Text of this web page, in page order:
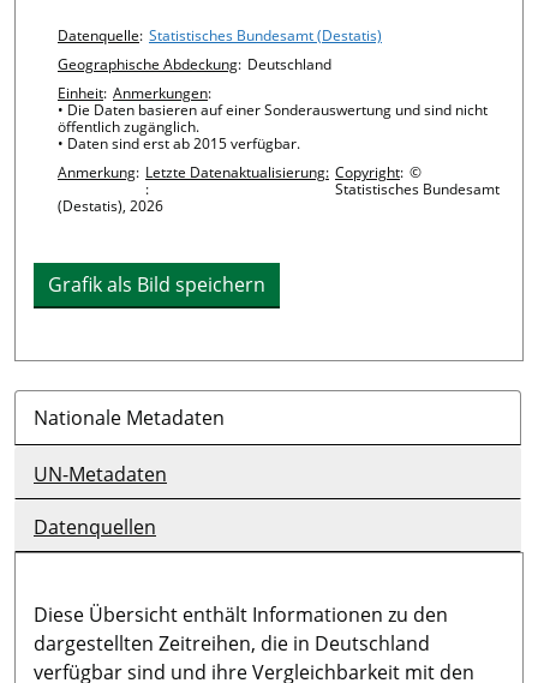
Chart details
Datenquelle: Statistisches Bundesamt (Destatis)
Geographische Abdeckung: Deutschland
Einheit: Anmerkungen:
• Die Daten basieren auf einer Sonderauswertung und sind nicht
öffentlich zugänglich.
• Daten sind erst ab 2015 verfügbar.
Anmerkung: Letzte Datenaktualisierung:
:
Copyright: ©
Statistisches Bundesamt
(Destatis), 2026
Grafik als Bild speichern
Nationale Metadaten
UN-Metadaten
Datenquellen
Diese Übersicht enthält Informationen zu den
dargestellten Zeitreihen, die in Deutschland
verfügbar sind und ihre Vergleichbarkeit mit den